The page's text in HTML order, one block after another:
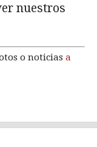
nuestros
o noticias a